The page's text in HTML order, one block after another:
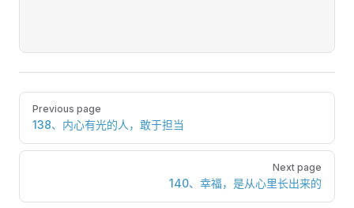
Pager
Previous page
138、内心有光的人，敢于担当
Next page
140、幸福，是从心里长出来的